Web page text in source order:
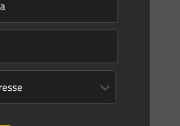
11/12/2020
aprova projeto da Lei do Gás; texto